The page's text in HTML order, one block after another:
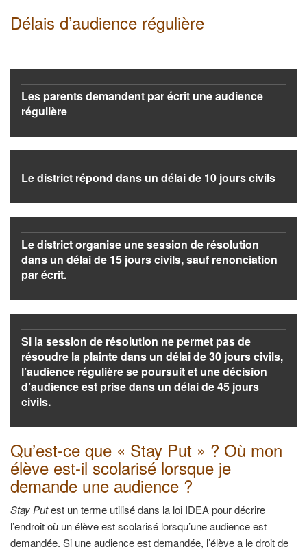
Délais d’audience régulière
Les parents demandent par écrit une audience
régulière
Le district répond dans un délai de 10 jours civils
Le district organise une session de résolution
dans un délai de 15 jours civils, sauf renonciation
par écrit.
Si la session de résolution ne permet pas de
résoudre la plainte dans un délai de 30 jours civils,
l’audience régulière se poursuit et une décision
d’audience est prise dans un délai de 45 jours
civils.
Qu’est-ce que « Stay Put » ? Où mon
élève est-ilscolarisé lorsque je
demande une audience ?
Stay Putest un terme utilisé dans la loi IDEA pour décrire
l’endroit où un élève est scolarisé lorsqu’une audience est
demandée. Si une audience est demandée, l’élève a le droit de